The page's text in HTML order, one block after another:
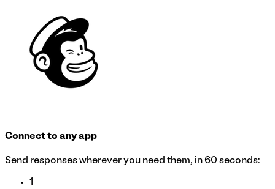
Connect to any app
Send responses wherever you need them, in 60 seconds:
1